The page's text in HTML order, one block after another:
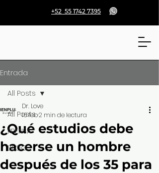
+52 55 1742 7395
Entrada
All Posts
PRENSA
BLOG
All Posts
¿Qué estudios debe
hacerse un hombre
después de los 35 para
Dr. Love
16 feb2 min de lectura